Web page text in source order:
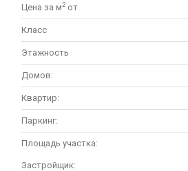
Цена за м2от
Класс
Этажность
Домов:
Квартир:
Паркинг:
Площадь участка:
Застройщик: